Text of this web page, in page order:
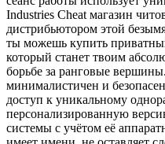
Industries Cheat магазин
дистрибьютором этой
ты можешь купить
который станет твоим
борьбе за ранговые
минималистичен и
доступ к уникальному
персонализированную
системы с учётом её